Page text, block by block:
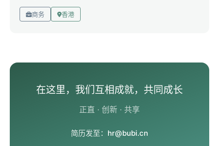
商务 香港
在这里，我们互相成就，共同成长
正直 · 创新 · 共享
简历发至： hr@bubi.cn